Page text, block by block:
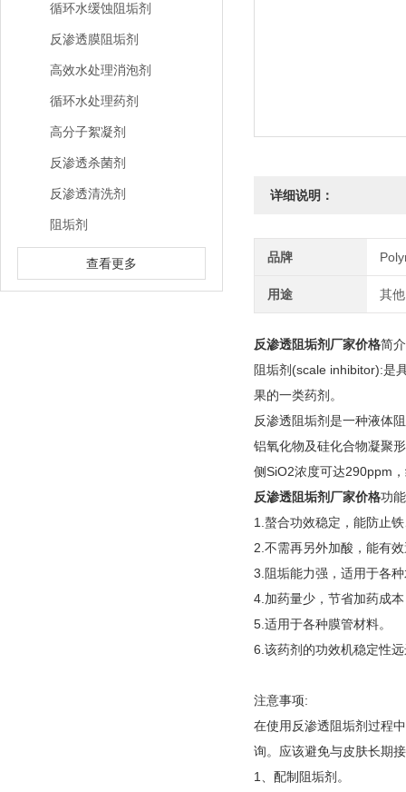
循环水缓蚀阻垢剂
反渗透膜阻垢剂
高效水处理消泡剂
循环水处理药剂
高分子絮凝剂
反渗透杀菌剂
反渗透清洗剂
阻垢剂
查看更多
详细说明：
品牌
用途 其他
反渗透阻垢剂厂家价格简
阻垢剂(scale inhibitor):是
果的一类药剂。
反渗透阻垢剂是一种液体
铝氧化物及硅化合物凝聚
侧SiO2浓度可达290ppm
反渗透阻垢剂厂家价格功
1.螯合功效稳定，能防止
2.不需再另外加酸，能有
3.阻垢能力强，适用于各
4.加药量少，节省加药成本
5.适用于各种膜管材料。
6.该药剂的功效机稳定性
注意事项:
在使用反渗透阻垢剂过程
询。应该避免与皮肤长期
1、配制阻垢剂。